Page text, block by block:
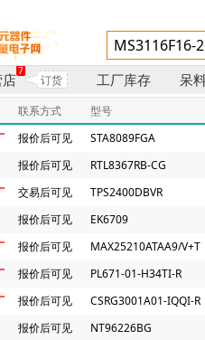
7
订货 工厂库存 呆
联系方式
型号
报价后可见
STA8089FGA
报价后可见
RTL8367RB-CG
交易后可见
TPS2400DBVR
报价后可见
EK6709
报价后可见
MAX25210ATAA9/V+T
报价后可见
PL671-01-H34TI-R
报价后可见
CSRG3001A01-IQQI-R
报价后可见
NT96226BG